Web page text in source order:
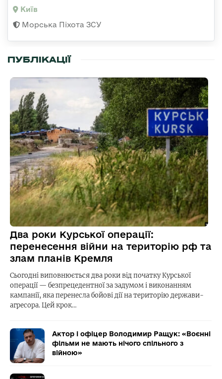
Київ
Морська Піхота ЗСУ
ПУБЛІКАЦІЇ
Два роки Курської операції:
перенесення війни на територію рф та
злам планів Кремля
Сьогодні виповнюється два роки від початку Курської
операції — безпрецедентної за задумом і виконанням
кампанії, яка перенесла бойові дії на територію держави-
агресора. Цей крок…
Актор і офіцер Володимир Ращук: «Воєнні
фільми не мають нічого спільного з
війною»